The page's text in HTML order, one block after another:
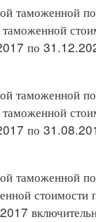
таможенной
по
таможенной
по
таможенной
стоимости